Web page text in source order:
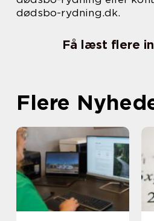
dødsbo-rydning.dk.
Få læst flere
Flere